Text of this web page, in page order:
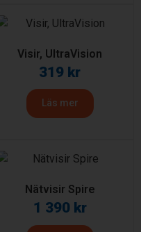
Visir, UltraVision
319 kr
Läs mer
Nätvisir Spire
1 390 kr